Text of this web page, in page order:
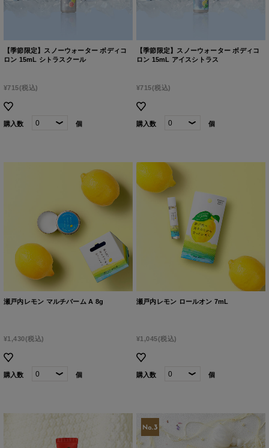
【季節限定】スノーウォーター ボディコ
ロン 15mL シトラスクール
¥715(税込)
購入数 個
【季節限定】スノーウォーター ボディコ
ロン 15mL アイスシトラス
¥715(税込)
購入数 個
瀬戸内レモン マルチバーム A 8g
¥1,430(税込)
購入数 個
瀬戸内レモン ロールオン 7mL
¥1,045(税込)
購入数 個